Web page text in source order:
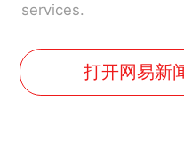
services.
打开网易新